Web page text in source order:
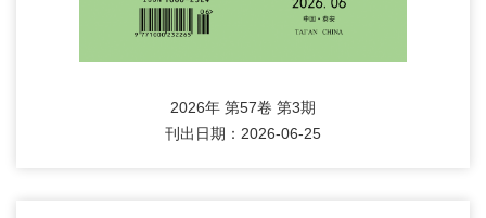
2026年 第57卷 第3期
刊出日期：2026-06-25